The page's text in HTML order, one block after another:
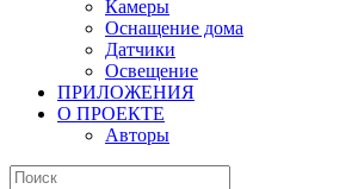
Камеры
Оснащение дома
Датчики
Освещение
ПРИЛОЖЕНИЯ
О ПРОЕКТЕ
Авторы